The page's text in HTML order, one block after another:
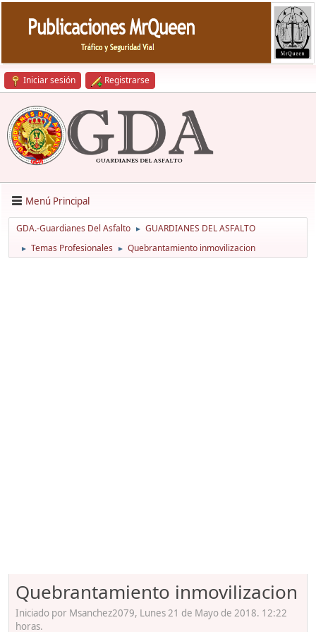
Iniciar sesión Registrarse
Menú Principal
GDA.-Guardianes Del Asfalto ► GUARDIANES DEL ASFALTO
► Temas Profesionales ► Quebrantamiento inmovilizacion
Quebrantamiento inmovilizacion
Iniciado por Msanchez2079, Lunes 21 de Mayo de 2018. 12:22
horas.